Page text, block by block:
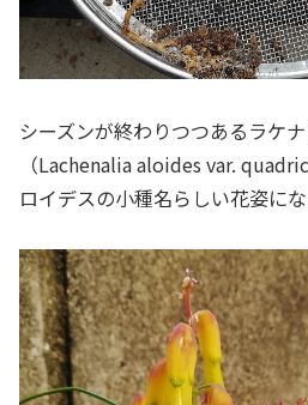
シーズンが終わりつつあるラケ
（Lachenalia aloides var.
ロイデスの小種名らしい花姿にな